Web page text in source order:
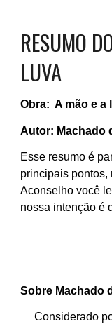
RESUMO
LUVA
Obra: A mão e a
Autor: Machado
Esse resumo é
principais pontos,
Aconselho você
nossa intenção é
Sobre Machado
Considerado